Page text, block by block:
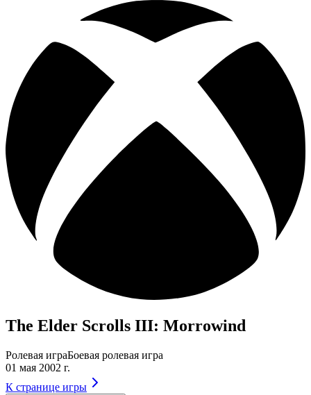
The Elder Scrolls III: Morrowind
Ролевая играБоевая ролевая игра
01 мая 2002 г.
К странице игры